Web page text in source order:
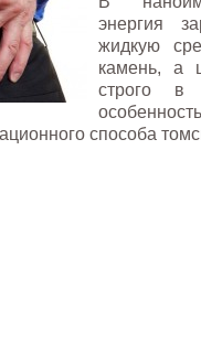
энергия
жидкую
камень, а
строго в
способа